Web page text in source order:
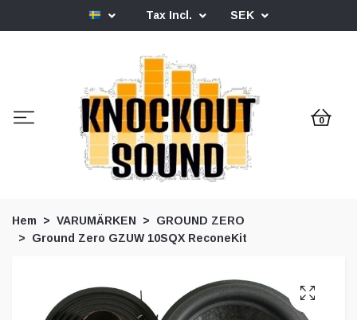
Tax Incl. SEK
0
Hem VARUMÄRKEN
GROUND ZERO
Ground Zero GZUW 10SQX ReconeKit